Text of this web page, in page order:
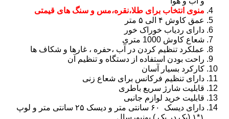
منوی انتخاب برای طلا،نقره،مس و سنگ های قیمتی
عمق کاوش ۴ الی ۵ متر
دارای ردیاب خوراک خور
شعاع کاوش 1000 متری
عملکرد تنظیم کردن در آب ،حفره ، غارها و شکاف ها
راحت بودن استفاده از دستگاه و تنظیم آن
کارکرد بسیار آسان
دارای تنظیم فرکانس برای شعاع زنی
قابلیت شارژ سریع باطری
قابلیت خرید لوازم جانبی
دارای دیسک ۶۰ سانتی متر و دیسک ۲۵ سانتی متر و لوپ